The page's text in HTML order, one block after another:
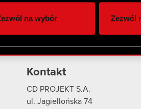
mogą połączyć te informacje
z ich usług. Kontynuując
na wybór Zezwól
Kontakt
CD PROJEKT S.A.
ul. Jagiellońska 74